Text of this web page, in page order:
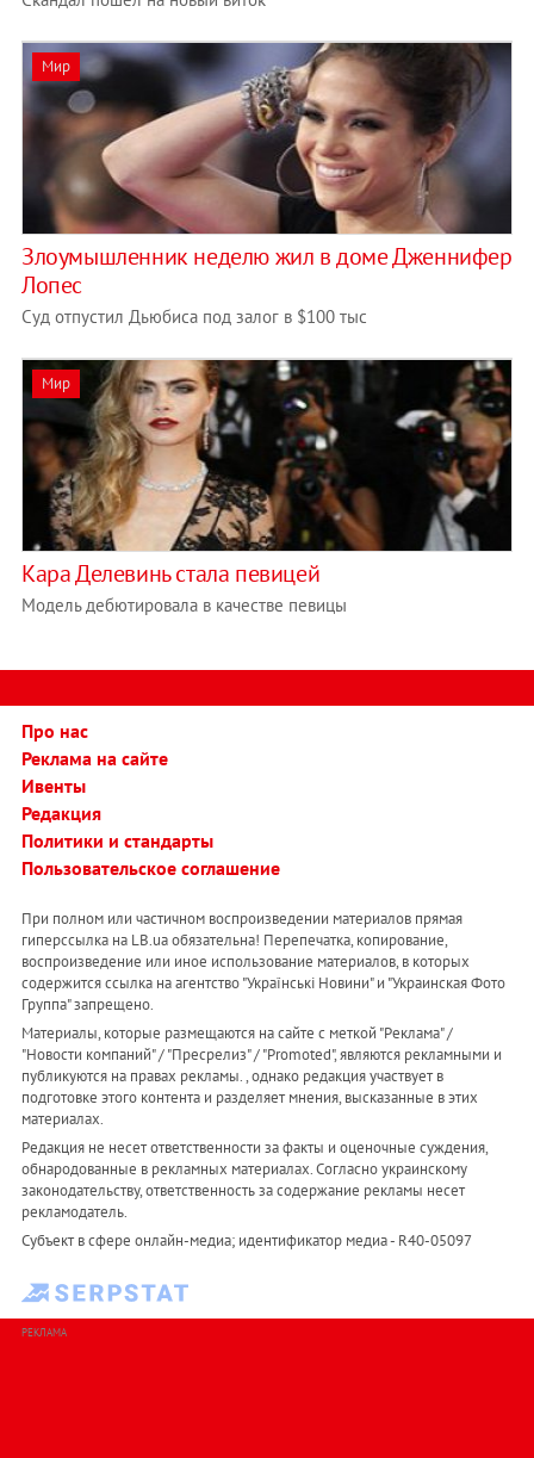
Мир
Злоумышленник неделю жил в доме Дженнифер
Лопес
Суд отпустил Дьюбиса под залог в $100 тыс
Мир
Кара Делевинь стала певицей
Модель дебютировала в качестве певицы
Про нас
Реклама на сайте
Ивенты
Редакция
Политики и стандарты
Пользовательское соглашение
При полном или частичном воспроизведении материалов прямая
гиперссылка на LB.ua обязательна! Перепечатка, копирование,
воспроизведение или иное использование материалов, в которых
содержится ссылка на агентство "Українськi Новини" и "Украинская Фото
Группа" запрещено.
Материалы, которые размещаются на сайте с меткой "Реклама" /
"Новости компаний" / "Пресрелиз" / "Promoted", являются рекламными и
публикуются на правах рекламы. , однако редакция участвует в
подготовке этого контента и разделяет мнения, высказанные в этих
материалах.
Редакция не несет ответственности за факты и оценочные суждения,
обнародованные в рекламных материалах. Согласно украинскому
законодательству, ответственность за содержание рекламы несет
рекламодатель.
Субъект в сфере онлайн-медиа; идентификатор медиа - R40-05097
РЕКЛАМА